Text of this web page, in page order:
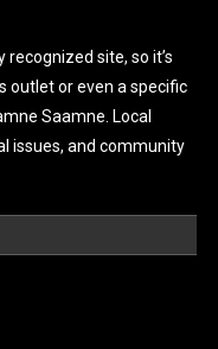
site, so it’s
outlet or even a specific
Saamne. Local
issues, and community